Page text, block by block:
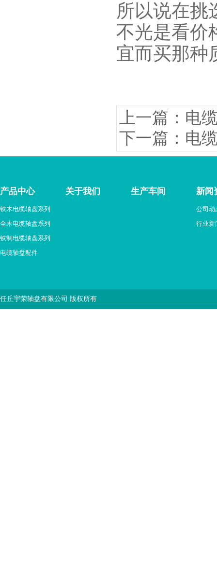
所以说在挑
不光是看价
宜而买那种
上一篇：电
下一篇：电
产品中心
铁木电缆轴盘系列
全木电缆轴盘系列
铁制电缆轴盘系列
电缆轴盘配件
关于我们 生产车间 新闻
公司动
行业新
任丘宇荣轴盘有限公司 版权所有